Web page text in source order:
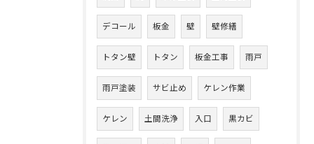
デコール 板金 壁 壁修繕
トタン壁 トタン 板金工事 雨戸
雨戸塗装 サビ止め ケレン作業
ケレン 土間洗浄 入口 黒カビ